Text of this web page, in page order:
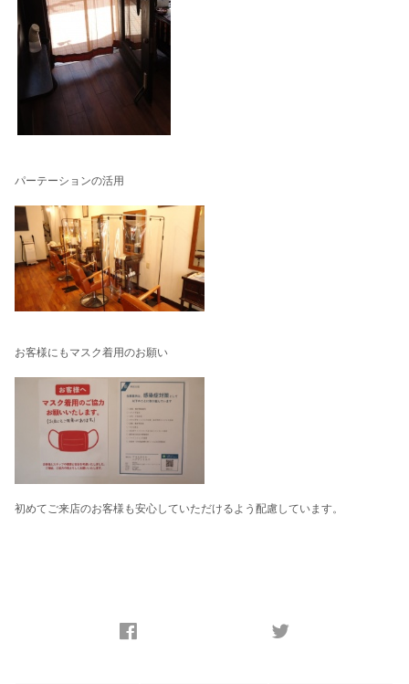
パーテーションの活用
お客様にもマスク着用のお願い
初めてご来店のお客様も安心していただけるよう配慮しています。